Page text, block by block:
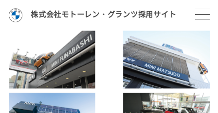
株式会社モトーレン・グランツ採用サイト